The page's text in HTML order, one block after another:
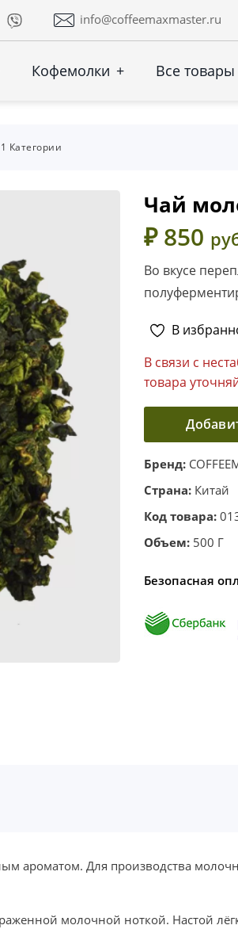
Whatsapp
Viber info@coffeemaxmaster.ru
Кофемолки + Все товары
Категории
Чай
₽ 850
Во вкусе
В
В связи с
товара
Бренд:
Страна: Китай
Код товара:
Объем: 500 Г
Безопасная
ароматом. Для производства
молочной ноткой. Настой